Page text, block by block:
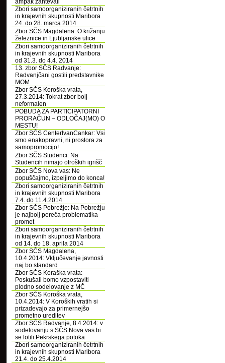
ampak zahtevali
Zbori samoorganiziranih četrtnih
in krajevnih skupnosti Maribora
24. do 28. marca 2014
Zbor SČS Magdalena: O križanju
železnice in Ljubljanske ulice
Zbori samoorganiziranih četrtnih
in krajevnih skupnosti Maribora
od 31.3. do 4.4. 2014
13. zbor SČS Radvanje:
Radvanjčani gostili predstavnike
MOM
Zbor SČS Koroška vrata,
27.3.2014: Tokrat zbor bolj
neformalen
POBUDA ZA PARTICIPATORNI
PRORAČUN – ODLOČAJ(MO) O
MESTU!
Zbor SČS CenterIvanCankar: Vsi
smo enakopravni, ni prostora za
samopromocijo!
Zbor SČS Studenci: Na
Studencih nimajo otroških igrišč
Zbor SČS Nova vas: Ne
popuščajmo, izpeljimo do konca!
Zbori samoorganiziranih četrtnih
in krajevnih skupnosti Maribora
7.4. do 11.4.2014
Zbor SČS Pobrežje: Na Pobrežju
je najbolj pereča problematika
promet
Zbori samoorganiziranih četrtnih
in krajevnih skupnosti Maribora
od 14. do 18. aprila 2014
Zbor SČS Magdalena,
10.4.2014: Vključevanje javnosti
naj bo standard
Zbor SČS Koraška vrata:
Poskušali bomo vzpostaviti
plodno sodelovanje z MČ
Zbor SČS Koroška vrata,
10.4.2014: V Koroških vratih si
prizadevajo za primernejšo
prometno ureditev
Zbor SČS Radvanje, 8.4.2014: v
sodelovanju s SČS Nova vas bi
se lotili Pekrskega potoka
Zbori samoorganiziranih četrtnih
in krajevnih skupnosti Maribora
21.4. do 25.4.2014